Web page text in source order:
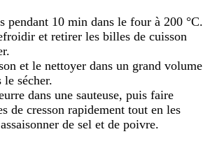
pendant 10 min dans le four à 200 °C.
et retirer les billes de cuisson
et le nettoyer dans un grand volume
sécher.
dans une sauteuse, puis faire
de cresson rapidement tout en les
de sel et de poivre.